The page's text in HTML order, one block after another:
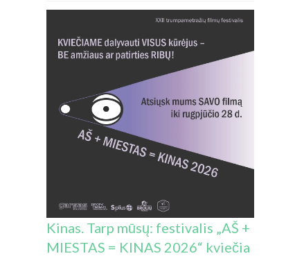
Kinas. Tarp mūsų: festivalis „AŠ +
MIESTAS = KINAS 2026“ kviečia